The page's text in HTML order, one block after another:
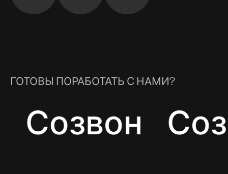
ГОТОВЫ ПОРАБОТАТЬ С НАМИ?
Созвон